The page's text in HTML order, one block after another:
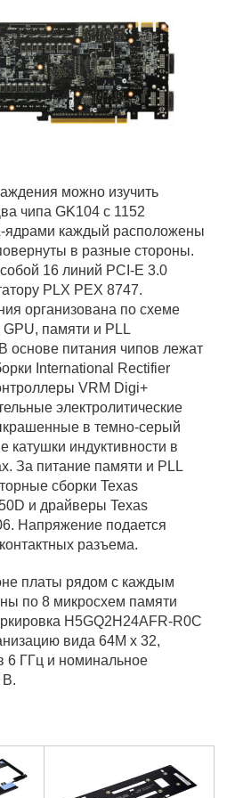
можно изучить
чипа GK104 с 1152
ядрами каждый расположены
в разные стороны.
16 линий PCI-E 3.0
PLX PEX 8747.
организована по схеме
памяти и PLL
основе питания чипов лежат
International Rectifier
VRM Digi+
электролитические
в темно-серый
катушки индуктивности в
За питание памяти и PLL
сборки Texas
и драйверы Texas
Напряжение подается
разъема.
платы рядом с каждым
по 8 микросхем памяти
H5GQ2H24AFR-R0C
вида 64M x 32,
6 ГГц и номинальное
В.